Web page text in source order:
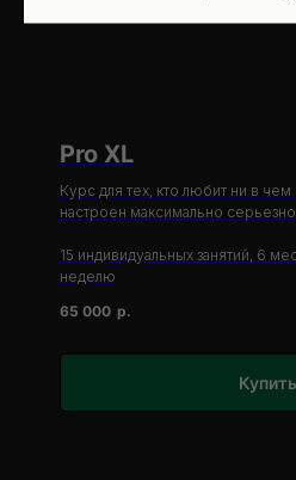
Pro XL
Курс для тех, кто любит ни в чем
настроен максимально серьезно.
15 индивидуальных занятий, 6
неделю
65 000 р.
Купить